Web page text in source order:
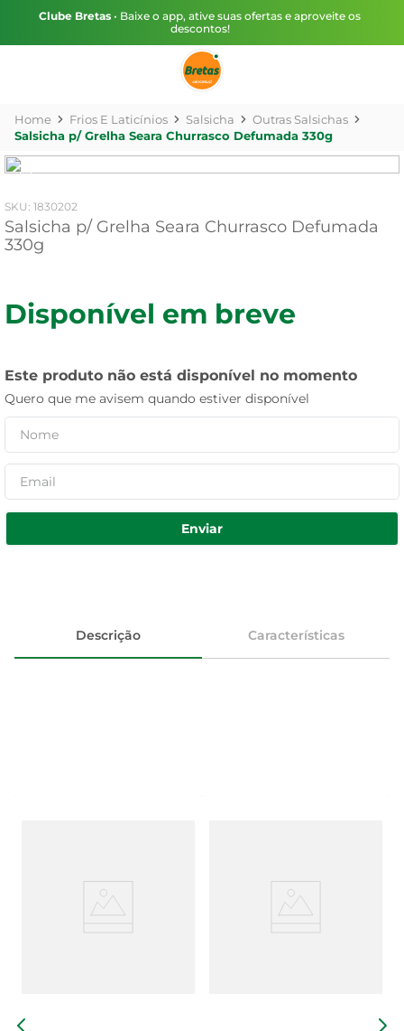
Clube Bretas • Baixe o app, ative suas ofertas e aproveite os
descontos!
Frios E Laticínios Salsicha
Outras Salsichas
Salsicha p/ Grelha Seara Churrasco Defumada 330g
: 1830202
Salsicha p/ Grelha Seara Churrasco Defumada
330g
Disponível em breve
Este produto não está disponível no momento
Quero que me avisem quando estiver disponível
Enviar
Descrição Características